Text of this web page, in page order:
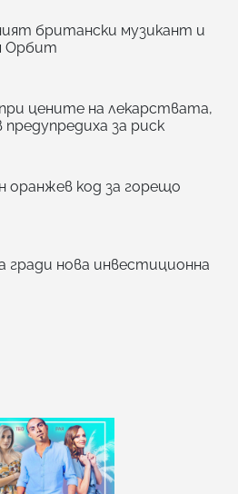
британски музикант и
Орбит
цените на лекарствата,
за риск
оранжев код за горещо
нова инвестиционна